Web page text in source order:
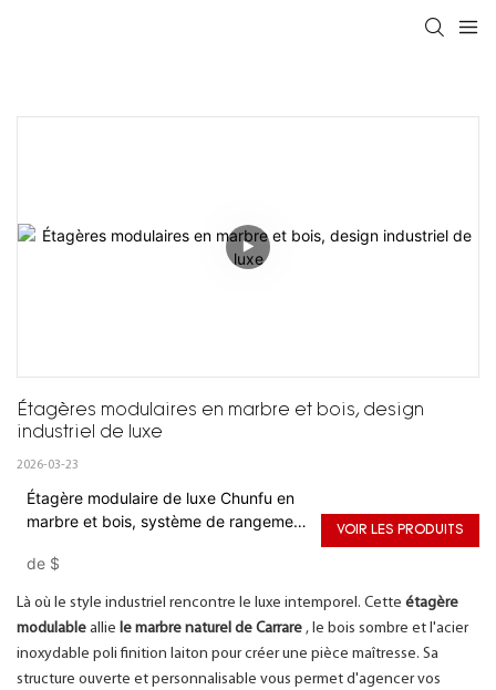
Étagères modulaires en marbre et bois, design
industriel de luxe
2026-03-23
Étagère modulaire de luxe Chunfu en
marbre et bois, système de rangement
laiton et acier inoxydable
de $
VOIR LES PRODUITS
Là où le style industriel rencontre le luxe intemporel. Cette étagère
modulable allie le marbre naturel de Carrare , le bois sombre et l'acier
inoxydable poli finition laiton pour créer une pièce maîtresse. Sa
structure ouverte et personnalisable vous permet d'agencer vos